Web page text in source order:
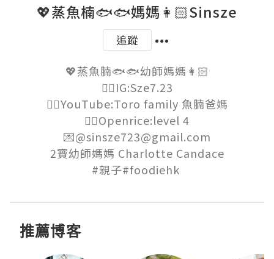
💖蒸魚楠🐟🐟媽媽👩🏻Sinsze
追蹤
💖蒸魚腩🐟🐟幼師媽媽👩🏻
👉🏻IG:Sze7.23
👉🏻YouTube:Toro family 魚腩爸媽
👉🏻Openrice:level 4
💌@sinsze723@gmail.com
2寶幼師媽媽 Charlotte Candace
#親子#foodiehk
推薦博客